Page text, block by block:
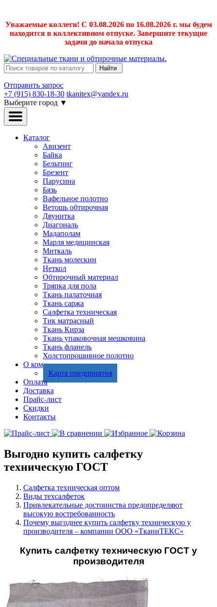
Уважаемые коллеги! С 03.08.2026 по 16.08.2026 г. мы будем
находится в коллективном отпуске. Завершите текущие
задачи до начала отпуска
Найти
Отправить запрос
+7 (915) 830-18-30 tkanitex@yandex.ru
Выберите город ▼
Каталог
Авизент
Байка
Бельтинг
Брезент
Парусина
Бязь
Вафельное полотно
Ветошь обтирочная
Двунитка
Диагональ
Мадаполам
Марля медицинская
Миткаль
Ткань молескин
Неткол
Обтирочный материал
Тряпка для пола
Ткань палаточная
Ткань саржа
Салфетка техническая
Тик матрасный
Ткань Кирза
Ткань упаковочная мешковина
Ткань фланель
Холстопрошивное полотно
О компании
Карта предприятия
Оплата
Доставка
Прайс-лист
Скидки
Контакты
Выгодно купить салфетку
техническую ГОСТ
Салфетка техническая оптом
Виды техсалфеток
Привлекательные достоинства предопределяют
высокую востребованность
Почему выгоднее купить салфетку техническую у
производителя – компании ООО «ТканиТЕКС»
Купить салфетку техническую ГОСТ у
производителя